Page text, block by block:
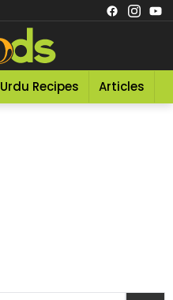
Urdu Recipes Articles